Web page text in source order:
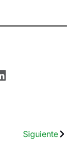
Siguiente